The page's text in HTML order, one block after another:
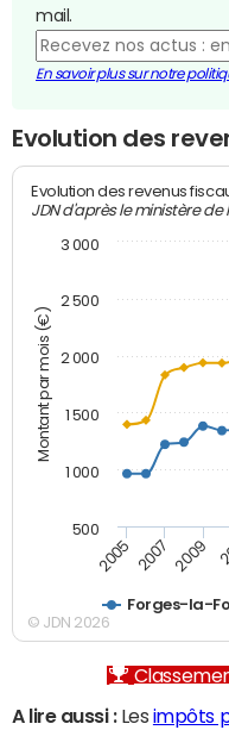
mail.
En savoir plus sur notre
Evolution des
Montant par mois (€)
Evolution des revenus
JDN d'après le ministère de
Forges-la-
2005 2007 2009
500
1 000
1 500
2 000
2 500
3 000
© JDN 2026
A lire aussi :Les impôts